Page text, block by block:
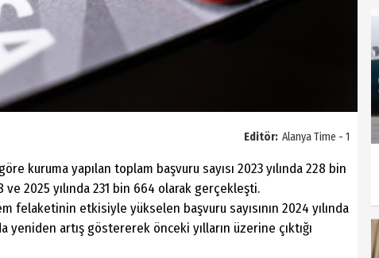
Editör: Alanya Time - 1
kuruma yapılan toplam başvuru sayısı 2023 yılında 228 bin
ve 2025 yılında 231 bin 664 olarak gerçekleşti.
felaketinin etkisiyle yükselen başvuru sayısının 2024 yılında
yeniden artış göstererek önceki yılların üzerine çıktığı